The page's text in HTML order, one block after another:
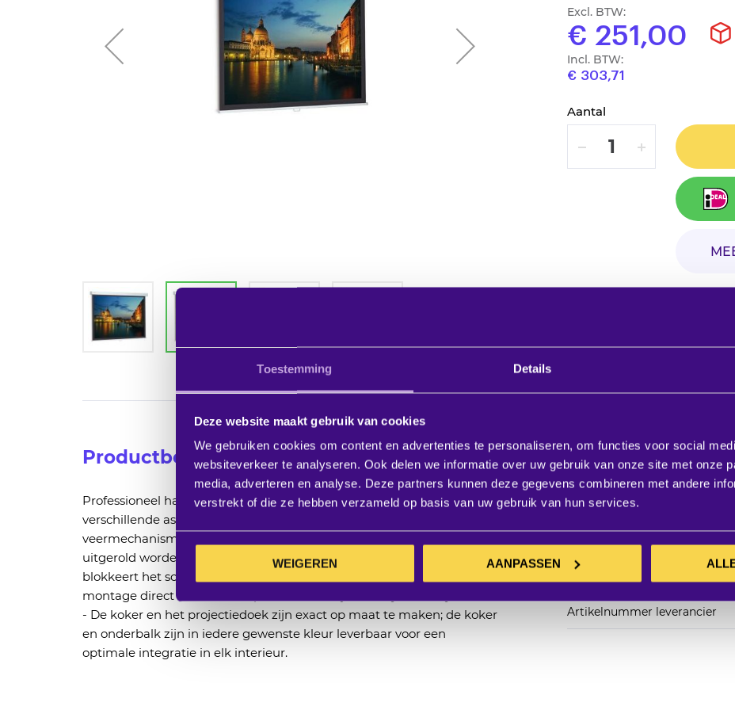
Toestemming Details
Deze website maakt gebruik van cookies
We gebruiken cookies om content en advertenties te personaliseren, om functies voor social
websiteverkeer te analyseren. Ook delen we informatie over uw gebruik van onze site met onze
media, adverteren en analyse. Deze partners kunnen deze gegevens combineren met andere
verstrekt of die ze hebben verzameld op basis van uw gebruik van hun services.
WEIGEREN AANPASSEN
van
afbeeldingen-
gallerij
Excl. BTW:
€ 251,00
Incl. BTW:
€ 303,71
Aantal
VERLAAG VERHOOG
Productbeschrijving
Professioneel handbediend projectiescherm, leverbaar in
verschillende aspect ratio's en doeksoorten. - Dankzij een soepel
veermechanisme kan het projectiedoek snel en soepel in- en
uitgerold worden. - Voor de gewenste afstelling van de hoogte
blokkeert het scherm bij het afrollen op elke 20 cm. - Eenvoudige
montage direct aan wand of plafond dankzij het Easy Install systeem.
- De koker en het projectiedoek zijn exact op maat te maken; de koker
en onderbalk zijn in iedere gewenste kleur leverbaar voor een
optimale integratie in elk interieur.
SKU
Merk
Artikelnummer leverancier